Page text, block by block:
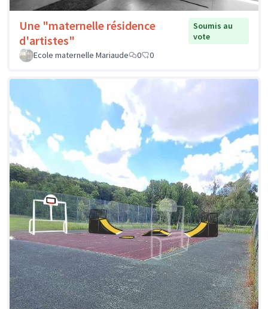
Une "maternelle résidence
d'artistes"
Soumis au
vote
Ecole maternelle Mariaude
0 0